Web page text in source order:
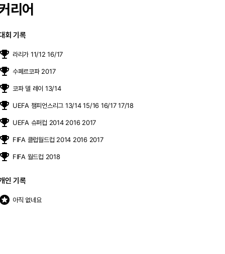
리어
회 기록
emoji_events 라리가 11/12 16/17
emoji_events 수페르코파 2017
emoji_events 코파 델 레이 13/14
emoji_events UEFA 챔피언스리그 13/14 15/16 16/17 17/18
emoji_events UEFA 슈퍼컵 2014 2016 2017
emoji_events FIFA 클럽월드컵 2014 2016 2017
emoji_events FIFA 월드컵 2018
인 기록
stars 아직 없네요